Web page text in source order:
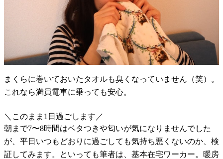
まくらに巻いておいたタオルも臭くなっていません（笑）。
これなら満員電車に乗っても安心。
＼このまま1日過ごします／
朝まで7〜8時間はベタつきや匂いが気になりませんでした
が、平日いつもどおりに過ごしても気持ち悪くないのか、検
証してみます。といっても筆者は、基本在宅ワーカー。暖房